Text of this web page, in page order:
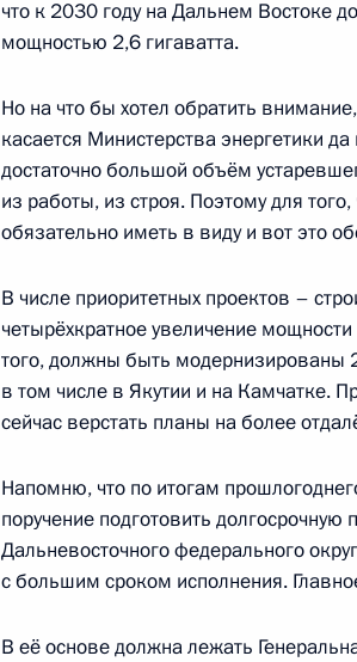
Совещание по вопросам развития
4 сентября 2024 года, 17:50
Встреча с модераторами сессий
Презентация результатов
новых предприятий
Встреча с Премьер-министром
что к 2030 году на Дальнем Востоке
мощностью 2,6 гигаватта.
Но на что бы хотел обратить
касается Министерства энергетики
достаточно большой объём
из работы, из строя. Поэтому для
обязательно иметь в виду и вот это
В числе приоритетных проектов –
четырёхкратное увеличение
того, должны быть модернизированы
в том числе в Якутии и на Камчатке.
сейчас верстать планы на более
Напомню, что по итогам
поручение подготовить
Дальневосточного федерального
с большим сроком исполнения.
В её основе должна лежать